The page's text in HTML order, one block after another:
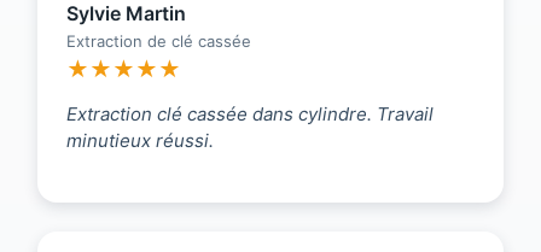
Sylvie Martin
Extraction de clé cassée
★★★★★
Extraction clé cassée dans cylindre. Travail
minutieux réussi.